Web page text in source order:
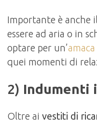
Importante è anche il
essere ad aria o in
optare per un’amaca
quei momenti di
2) Indumenti
Oltre ai vestiti di